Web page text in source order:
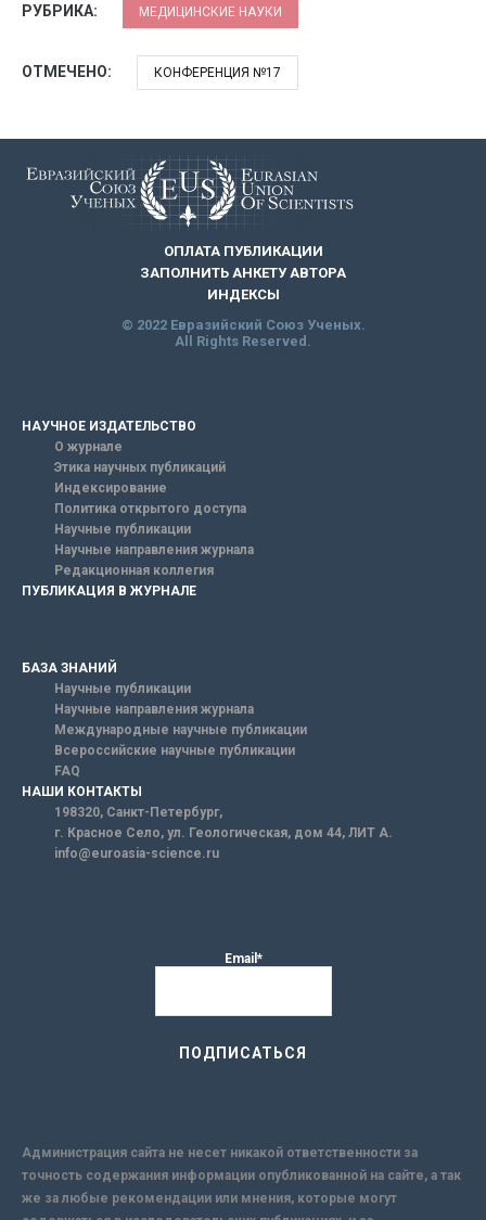
РУБРИКА: МЕДИЦИНСКИЕ НАУКИ
ОТМЕЧЕНО: КОНФЕРЕНЦИЯ №17
ОПЛАТА ПУБЛИКАЦИИ
ЗАПОЛНИТЬ АНКЕТУ АВТОРА
ИНДЕКСЫ
© 2022 Евразийский Союз Ученых.
All Rights Reserved.
НАУЧНОЕ ИЗДАТЕЛЬСТВО
О журнале
Этика научных публикаций
Индексирование
Политика открытого доступа
Научные публикации
Научные направления журнала
Редакционная коллегия
ПУБЛИКАЦИЯ В ЖУРНАЛЕ
БАЗА ЗНАНИЙ
Научные публикации
Научные направления журнала
Международные научные публикации
Всероссийские научные публикации
FAQ
НАШИ КОНТАКТЫ
198320, Санкт-Петербург,
г. Красное Село, ул. Геологическая, дом 44, ЛИТ А.
info@euroasia-science.ru
Email*
Администрация сайта не несет никакой ответственности за
точность содержания информации опубликованной на сайте, а так
же за любые рекомендации или мнения, которые могут